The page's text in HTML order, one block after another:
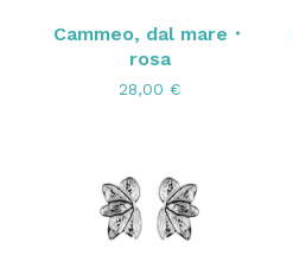
Cammeo, dal mare・
rosa
28,00 €